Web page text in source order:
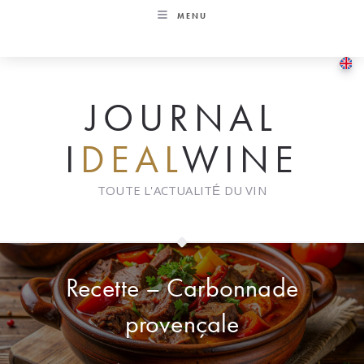
MENU
JOURNAL
I DEALWINE
TOUTE L'ACTUALITÉ DU VIN
Recette – Carbonnade
provençale